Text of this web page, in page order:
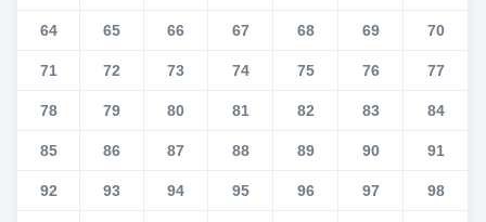
64 65 66 67 68 69 70
71 72 73 74 75 76 77
78 79 80 81 82 83 84
85 86 87 88 89 90 91
92 93 94 95 96 97 98